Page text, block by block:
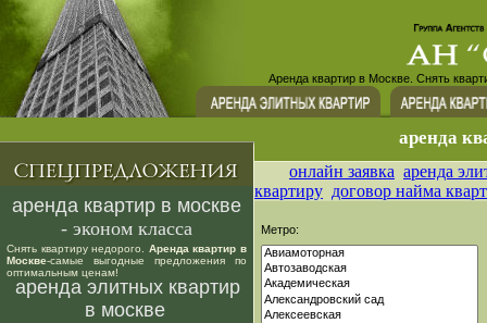
Аренда квартир в Москве. Снять
аренда
аренда квартир в москве
- эконом класса
Снять квартиру недорого. Аренда квартир в
Москве-самые выгодные предложения по
оптимальным ценам!
аренда элитных квартир
в москве
онлайн заявка аренда
квартиру договор найма
Метро: